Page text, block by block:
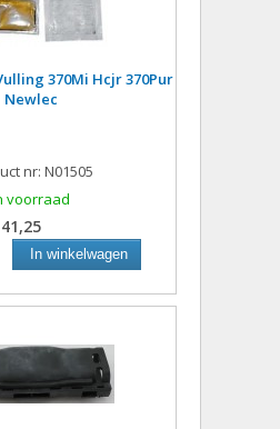
370Mi Hcjr 370Pur
Newlec
nr: N01505
voorraad
In winkelwagen